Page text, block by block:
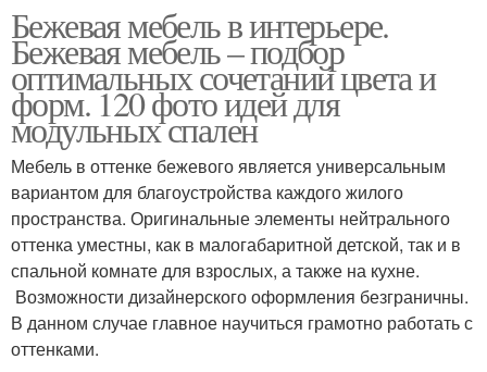
Бежевая мебель в интерьере.
Бежевая мебель – подбор
оптимальных сочетаний цвета и
форм. 120 фото идей для
модульных спален
Мебель в оттенке бежевого является универсальным
вариантом для благоустройства каждого жилого
пространства. Оригинальные элементы нейтрального
оттенка уместны, как в малогабаритной детской, так и в
спальной комнате для взрослых, а также на кухне.
Возможности дизайнерского оформления безграничны.
В данном случае главное научиться грамотно работать с
оттенками.